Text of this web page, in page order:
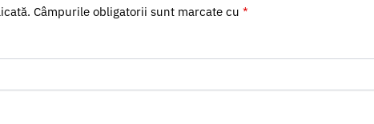
Câmpurile obligatorii sunt marcate cu *